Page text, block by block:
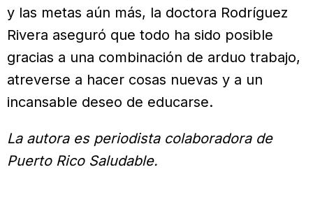
y las metas aún más, la doctora Rodríguez
Rivera aseguró que todo ha sido posible
gracias a una combinación de arduo trabajo,
atreverse a hacer cosas nuevas y a un
incansable deseo de educarse.
La autora es periodista colaboradora de
Puerto Rico Saludable.